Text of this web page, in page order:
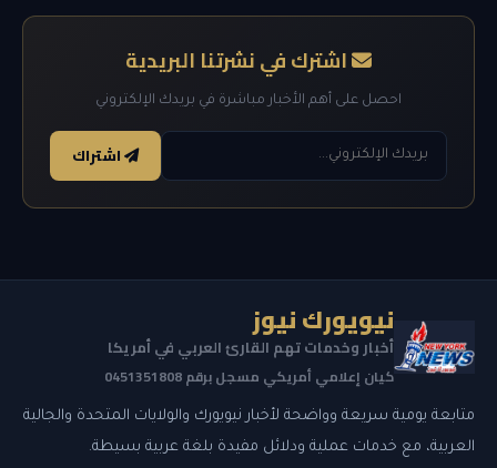
اشترك في نشرتنا البريدية
احصل على أهم الأخبار مباشرة في بريدك الإلكتروني
اشتراك
نيويورك نيوز
أخبار وخدمات تهم القارئ العربي في أمريكا
كيان إعلامي أمريكي مسجل برقم 0451351808
متابعة يومية سريعة وواضحة لأخبار نيويورك والولايات المتحدة والجالية
العربية، مع خدمات عملية ودلائل مفيدة بلغة عربية بسيطة.